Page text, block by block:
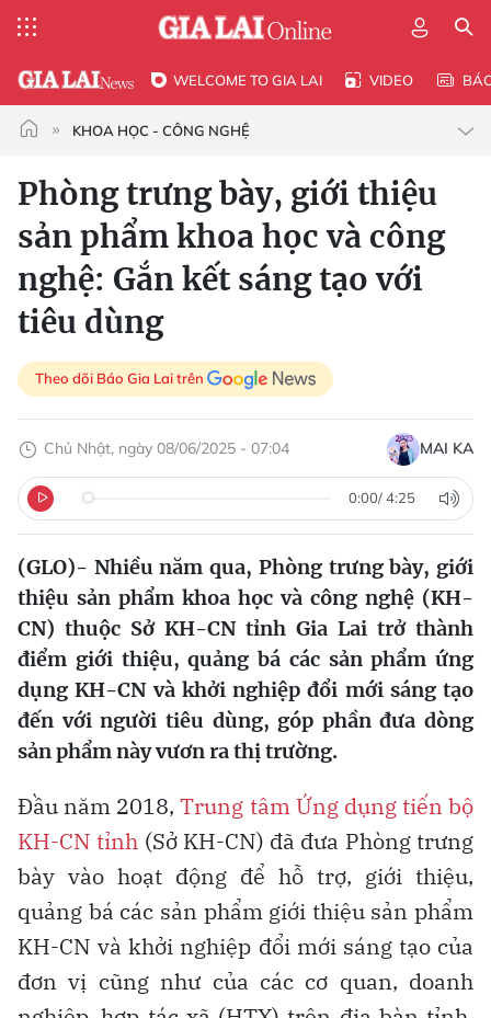
WELCOME TO GIA LAI VIDEO
KHOA HỌC - CÔNG NGHỆ
Phòng trưng bày, giới thiệu
sản phẩm khoa học và công
nghệ: Gắn kết sáng tạo với
tiêu dùng
Theo dõi Báo Gia Lai trên
Chủ Nhật, ngày 08/06/2025 - 07:04 MAI KA
0:00/4:25
(GLO)- Nhiều năm qua, Phòng trưng bày, giới
thiệu sản phẩm khoa học và công nghệ (KH-
CN) thuộc Sở KH-CN tỉnh Gia Lai trở thành
điểm giới thiệu, quảng bá các sản phẩm ứng
dụng KH-CN và khởi nghiệp đổi mới sáng tạo
đến với người tiêu dùng, góp phần đưa dòng
sản phẩm này vươn ra thị trường.
Đầu năm 2018,Trung tâm Ứng dụng tiến bộ
KH-CN tỉnh (Sở KH-CN) đã đưa Phòng trưng
bày vào hoạt động để hỗ trợ, giới thiệu,
quảng bá các sản phẩm giới thiệu sản phẩm
KH-CN và khởi nghiệp đổi mới sáng tạo của
đơn vị cũng như của các cơ quan, doanh